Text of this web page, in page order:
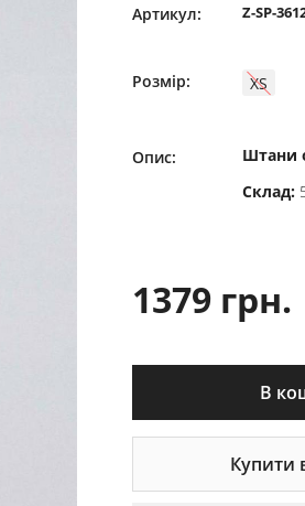
Артикул: Z-SP-
Розмір: XS
Опис:
Штани
Склад:
1379 грн.
В
Купити